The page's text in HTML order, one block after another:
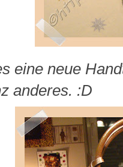
eine neue
anderes. :D